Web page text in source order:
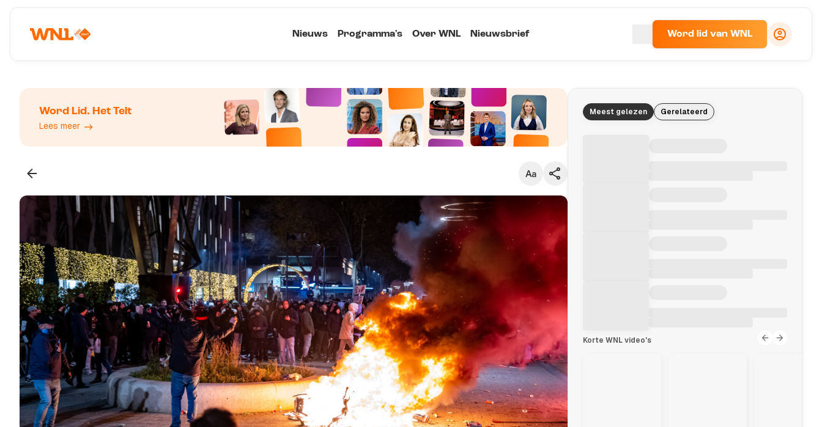
Nieuws Programma's Over WNL Nieuwsbrief Word lid van WNL
Word Lid. Het Telt
Lees meer
Standaard
Groot
Meest gelezen Gerelateerd
Korte WNL video's